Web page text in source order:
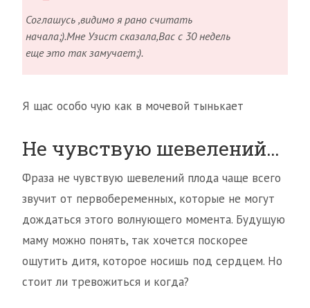
Соглашусь ,видимо я рано считать
начала;).Мне Узист сказала,Вас с 30 недель
еще это так замучает;).
Я щас особо чую как в мочевой тынькает
Не чувствую шевелений…
Фраза не чувствую шевелений плода чаще всего
звучит от первобеременных, которые не могут
дождаться этого волнующего момента. Будущую
маму можно понять, так хочется поскорее
ощутить дитя, которое носишь под сердцем. Но
стоит ли тревожиться и когда?